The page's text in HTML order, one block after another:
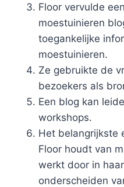
Floor vervulde
moestuinieren
toegankelijke
moestuinieren.
Ze gebruikte de
bezoekers als
Een blog kan
workshops.
Het belangrijkste
Floor houdt van
werkt door in
onderscheiden